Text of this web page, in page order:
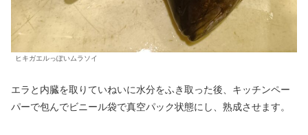
ヒキガエルっぽいムラソイ
エラと内臓を取りていねいに水分をふき取った後、キッチンペー
パーで包んでビニール袋で真空パック状態にし、熟成させます。